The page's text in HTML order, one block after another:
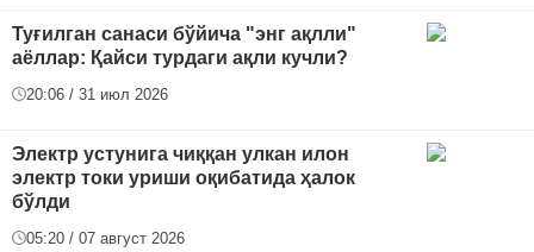
Туғилган санаси бўйича "энг ақлли"
аёллар: Қайси турдаги ақли кучли?
20:06 / 31 июл 2026
Электр устунига чиққан улкан илон
электр токи уриши оқибатида ҳалок
бўлди
05:20 / 07 август 2026